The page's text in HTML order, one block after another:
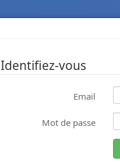
Identifiez-vous
Email
Mot de passe